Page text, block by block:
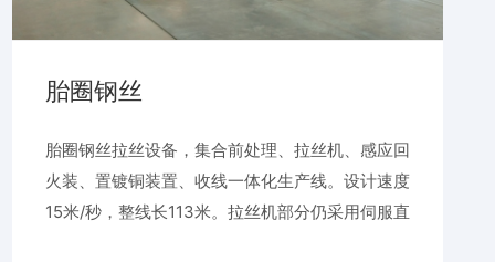
胎圈钢丝
胎圈钢丝拉丝设备，集合前处理、拉丝机、感应回
火装、置镀铜装置、收线一体化生产线。设计速度
15米/秒，整线长113米。拉丝机部分仍采用伺服直